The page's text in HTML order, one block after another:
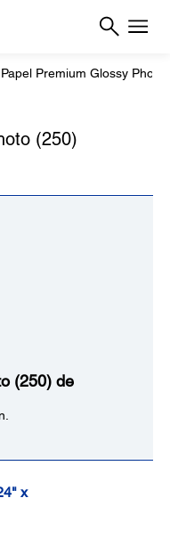
Papel Premium Glossy Photo
(250)
(250) de
x